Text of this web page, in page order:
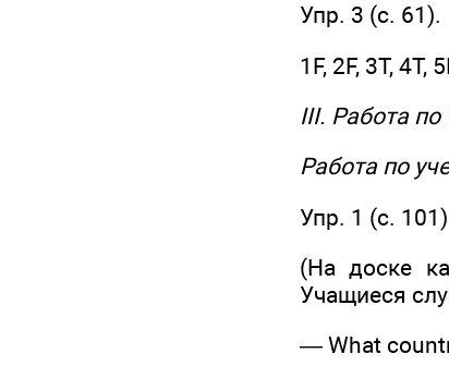
Упр. 3 (с. 61).
1F, 2F, 3Т, 4Т,
III. Работа по
Работа по
Упр. 1 (с.
(На доске
Учащиеся
— What